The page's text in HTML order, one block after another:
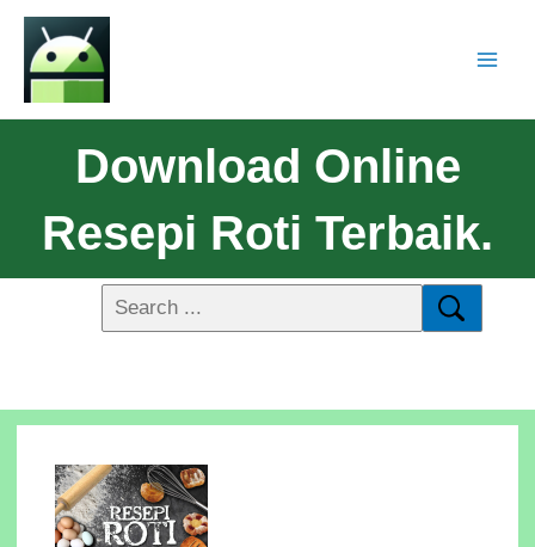
Download Online
Resepi Roti Terbaik.